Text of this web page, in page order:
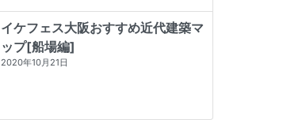
イケフェス大阪おすすめ近代建築マ
ップ[船場編]
2020年10月21日